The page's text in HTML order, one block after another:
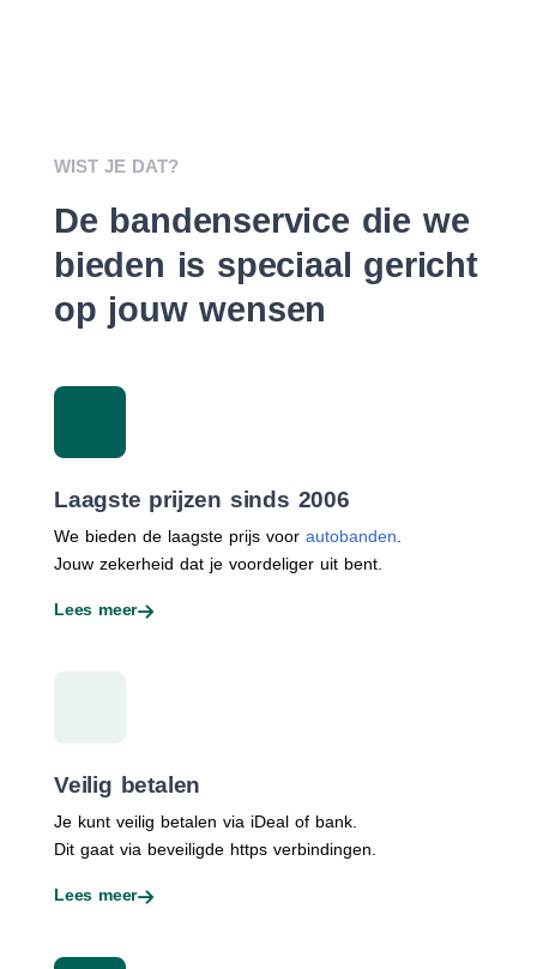
WIST JE DAT?
De bandenservice die we
bieden is speciaal gericht
op jouw wensen
Laagste prijzen sinds 2006
We bieden de laagste prijs voor autobanden
Jouw zekerheid dat je voordeliger uit bent.
Lees meer
Veilig betalen
Je kunt veilig betalen via iDeal of bank.
Dit gaat via beveiligde https verbindingen.
Lees meer